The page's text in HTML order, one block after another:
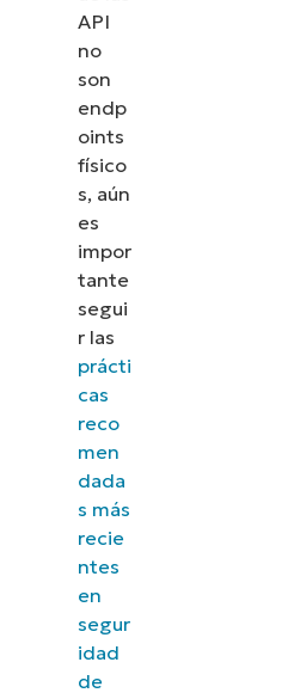
API
no
son
endp
oints
físico
s, aún
es
impor
tante
segui
r las
prácti
cas
reco
men
dada
s más
recie
ntes
en
segur
idad
de